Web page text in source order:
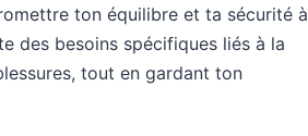
ton équilibre et ta sécurité à
des besoins spécifiques liés à la
tout en gardant ton